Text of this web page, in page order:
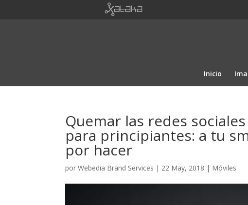
Inicio
Quemar las redes
para principiantes: a tu
por hacer
porWebedia Brand Services | 22 May, 2018 | Móviles